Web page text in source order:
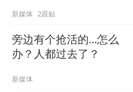
新媒体 2跟贴
旁边有个抢活的…怎么
办？人都过去了？
新媒体